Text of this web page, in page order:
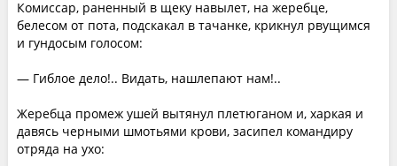
Комиссар, раненный в щеку навылет, на жеребце,
белесом от пота, подскакал в тачанке, крикнул рвущимся
и гундосым голосом:
— Гиблое дело!.. Видать, нашлепают нам!..
Жеребца промеж ушей вытянул плетюганом и, харкая и
давясь черными шмотьями крови, засипел командиру
отряда на ухо: